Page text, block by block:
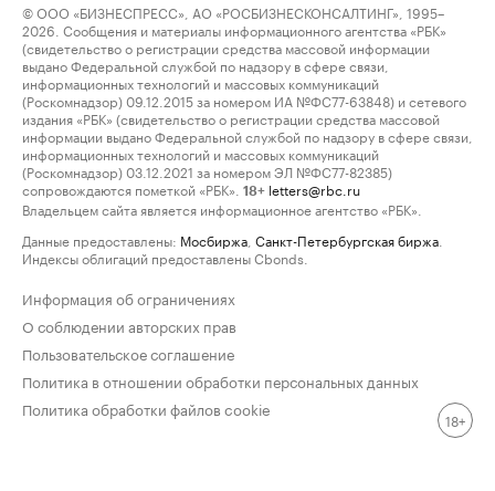
© ООО «БИЗНЕСПРЕСС», АО «РОСБИЗНЕСКОНСАЛТИНГ», 1995–
2026. Сообщения и материалы информационного агентства «РБК»
(свидетельство о регистрации средства массовой информации
выдано Федеральной службой по надзору в сфере связи,
информационных технологий и массовых коммуникаций
(Роскомнадзор) 09.12.2015 за номером ИА №ФС77-63848) и сетевого
издания «РБК» (свидетельство о регистрации средства массовой
информации выдано Федеральной службой по надзору в сфере связи,
информационных технологий и массовых коммуникаций
(Роскомнадзор) 03.12.2021 за номером ЭЛ №ФС77-82385)
сопровождаются пометкой «РБК».
18+ letters@rbc.ru
Владельцем сайта является информационное агентство «РБК».
Данные предоставлены: Мосбиржа Санкт-Петербургская биржа
Индексы облигаций предоставлены Cbonds.
Информация об ограничениях
О соблюдении авторских прав
Пользовательское соглашение
Политика в отношении обработки персональных данных
Политика обработки файлов cookie
18+